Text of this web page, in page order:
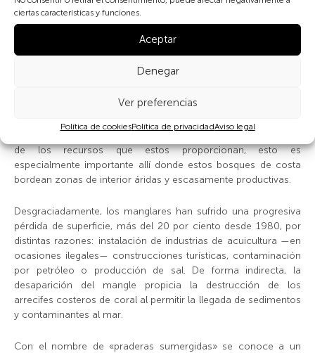
ciertas características y funciones.
Aceptar
Denegar
Ver preferencias
Política de cookiesPolítica de privacidadAviso legal
indefensas. A su amparo, el ser humano ha creado
productividad. Por otro lado, los manglares impiden la erosión
tsunamis y otras catástofres similares. En tercer lugar, los
las aguas, convirtiendo gases de efecto invernadero, como el
de los recursos que estos proporcionan, esto es
especialmente importante allí donde estos bosques de costa
bordean zonas de interior áridas y escasamente productivas.
Desgraciadamente, los manglares han sufrido una progresiva
pérdida de superficie, más del 20 por ciento desde 1980, por
distintas razones: instalación de industrias de acuicultura —en
ocasiones ilegales— construcciones turísticas, contaminación
por petróleo o producción de sal. De forma indirecta, la
desaparición del mangle propicia la destrucción de los
arrecifes costeros de coral al permitir la llegada de sedimentos
y contaminantes al mar.
Con el nombre de «praderas sumergidas» se conoce a un